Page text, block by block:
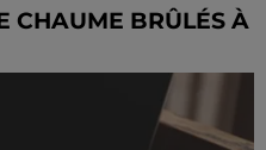
CHAUME BRÛLÉS À